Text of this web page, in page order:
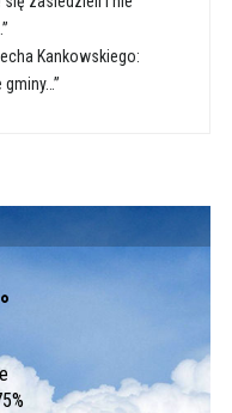
Kankowskiego:
°